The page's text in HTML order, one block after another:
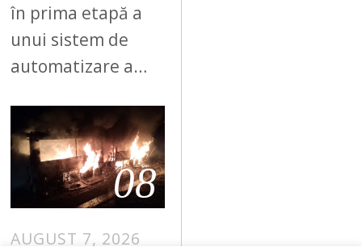
în prima etapă a
unui sistem de
automatizare a…
08
AUGUST 7, 2026